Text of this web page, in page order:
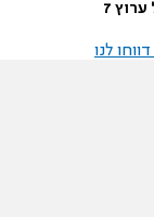
7
לנו